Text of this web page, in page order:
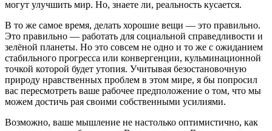
могут улучшить мир. Но, знаете ли, реальность кусается.
В то же самое время, делать хорошие вещи — это правильно.
Это правильно — работать для социальной справедливости и
зелёной планеты. Но это совсем не одно и то же с ожиданием
стабильного прогресса или конвергенции, кульминационной
точкой которой будет утопия. Учитывая безостановочную
природу нравственных проблем в этом мире, я бы попросил
вас пересмотреть ваше рабочее предположение о том, что мы
можем достичь рая своими собственными усилиями.
Возможно, ваше мышление не настолько оптимистично, как